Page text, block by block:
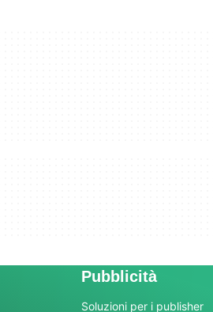
Pubblicità
Soluzioni per i publisher